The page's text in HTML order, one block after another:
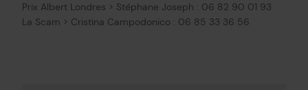
Prix Albert Londres > Stéphane Joseph : 06 82 90 01 93
La Scam > Cristina Campodonico : 06 85 33 36 56